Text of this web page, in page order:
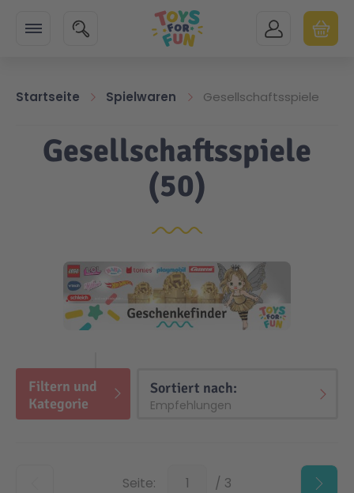
SUCHE MEIN KONTO
Startseite Spielwaren Gesellschaftsspiele
Gesellschaftsspiele
(50)
Filtern und
Kategorie
Sortiert nach:
Seite: / 3